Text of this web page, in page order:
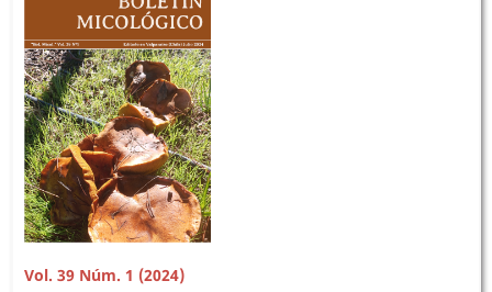
Vol. 39 Núm. 1 (2024)